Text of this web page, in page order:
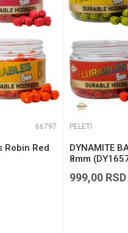
66797
Robin Red
PELETI
DYNAMITE
8mm
999,00 RSD